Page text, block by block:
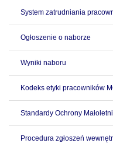
System zatrudniania
Ogłoszenie o naborze
Wyniki naboru
Kodeks etyki pracowników
Standardy Ochrony
Procedura zgłoszeń